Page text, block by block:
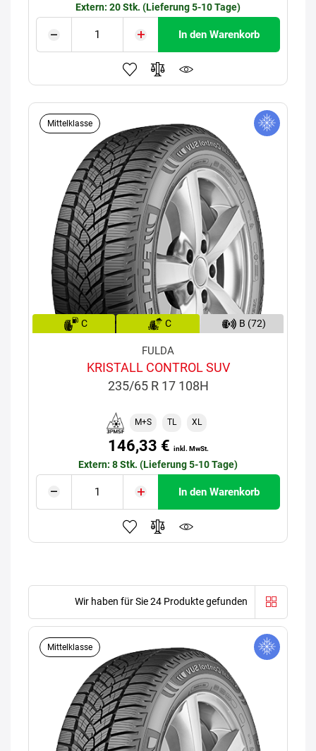
Extern: 20 Stk. (Lieferung 5-10 Tage)
In den Warenkorb
Mittelklasse
C C B (72)
FULDA
KRISTALL CONTROL SUV
235/65 R 17 108H
M+S TL XL
146,33 € inkl. MwSt.
Extern: 8 Stk. (Lieferung 5-10 Tage)
In den Warenkorb
Wir haben für Sie 24 Produkte gefunden
Mittelklasse